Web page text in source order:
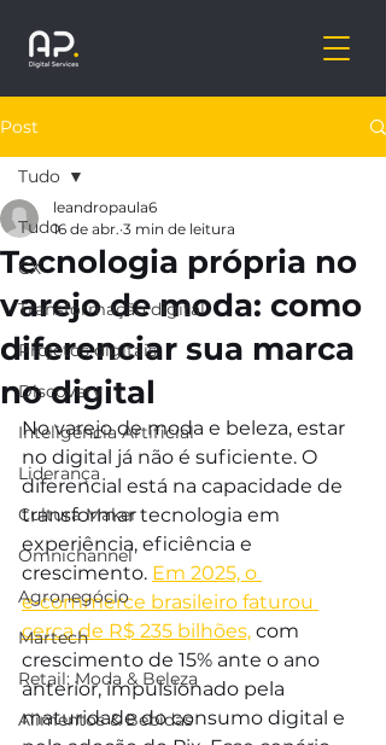
Post
Tudo
CX
Transformação digital
Projetos digitais
Discovery
Inteligência Artificial
Liderança
Cultura Maker
Omnichannel
Agronegócio
Martech
Retail: Moda & Beleza
Alimentos & Bebidas
Tudo
Tecnologia própria no
varejo de moda: como
diferenciar sua marca
no digital
leandropaula6
16 de abr. 3 min de leitura
No varejo de moda e beleza, estar
no digital já não é suficiente. O
diferencial está na capacidade de
transformar tecnologia em
experiência, eficiência e
crescimento. Em 2025, o
e‑commerce brasileiro faturou
cerca de R$ 235 bilhões, com
crescimento de 15% ante o ano
anterior, impulsionado pela
maturidade do consumo digital e